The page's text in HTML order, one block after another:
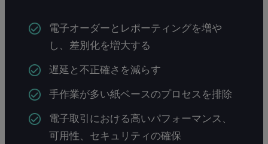
電子オーダーとレポーティングを増や
し、差別化を増大する
遅延と不正確さを減らす
手作業が多い紙ベースのプロセスを排除
電子取引における高いパフォーマンス、
可用性、セキュリティの確保